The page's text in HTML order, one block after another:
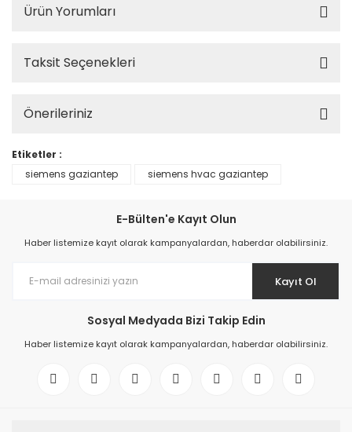
Ürün Yorumları
Taksit Seçenekleri
Önerileriniz
Etiketler :
siemens gaziantep
siemens hvac gaziantep
E-Bülten'e Kayıt Olun
Haber listemize kayıt olarak kampanyalardan, haberdar olabilirsiniz.
Kayıt Ol
Sosyal Medyada Bizi Takip Edin
Haber listemize kayıt olarak kampanyalardan, haberdar olabilirsiniz.